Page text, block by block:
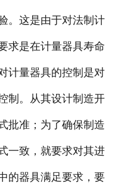
。这是由于对法制计
求是在计量器具寿命
计量器具的控制是对
制。从其设计制造开
批准；为了确保制造
一致，就要求对其进
的器具满足要求，要